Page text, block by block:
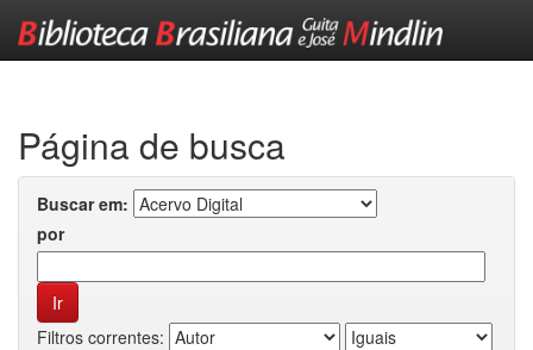
Página de busca
Buscar em:
por
Filtros correntes: